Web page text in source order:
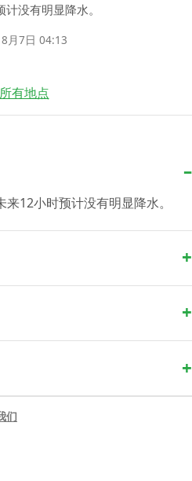
没有明显降水。
月7日 04:13
有地点
12小时预计没有明显降水。
们